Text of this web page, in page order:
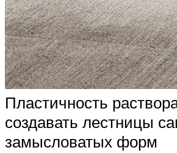
Пластичность
создавать лестницы
замысловатых форм